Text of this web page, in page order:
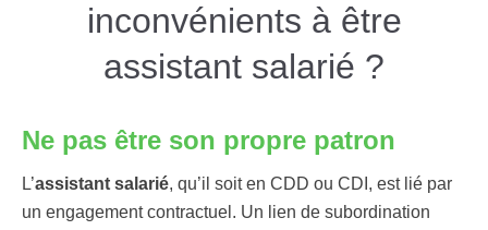
inconvénients à être
assistant salarié ?
Ne pas être son propre patron
L’assistant salarié, qu’il soit en CDD ou CDI, est lié par
un engagement contractuel. Un lien de subordination